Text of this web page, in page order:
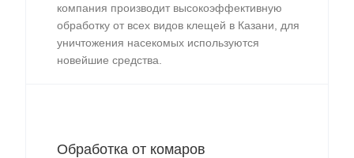
компания производит высокоэффективную
обработку от всех видов клещей в Казани, для
уничтожения насекомых используются
новейшие средства.
Обработка от комаров